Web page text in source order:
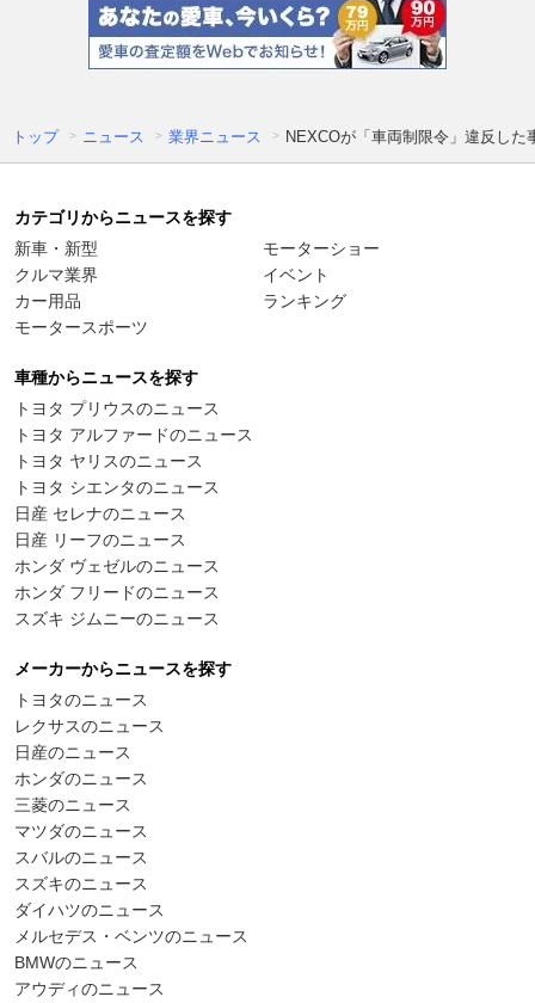
トップ ニュース 業界ニュース NEXCOが「車両制限令」違反した
カテゴリからニュースを探す
新車・新型
クルマ業界
カー用品
モータースポーツ
モーターショー
イベント
ランキング
車種からニュースを探す
トヨタ プリウスのニュース
トヨタ アルファードのニュース
トヨタ ヤリスのニュース
トヨタ シエンタのニュース
日産 セレナのニュース
日産 リーフのニュース
ホンダ ヴェゼルのニュース
ホンダ フリードのニュース
スズキ ジムニーのニュース
メーカーからニュースを探す
トヨタのニュース
レクサスのニュース
日産のニュース
ホンダのニュース
三菱のニュース
マツダのニュース
スバルのニュース
スズキのニュース
ダイハツのニュース
メルセデス・ベンツのニュース
BMWのニュース
アウディのニュース